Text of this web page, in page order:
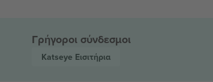
Γρήγοροι σύνδεσμοι
Katseye Εισιτήρια